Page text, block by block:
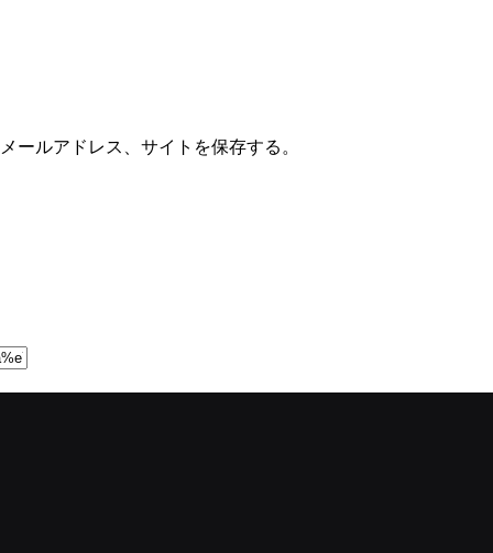
ールアドレス、サイトを保存する。